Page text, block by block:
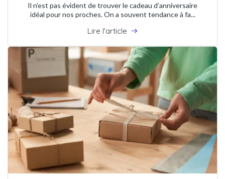
Il n’est pas évident de trouver le cadeau d’anniversaire
idéal pour nos proches. On a souvent tendance à fa...
Lire l'article